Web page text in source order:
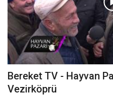
Bereket TV - Hayvan
Vezirköprü